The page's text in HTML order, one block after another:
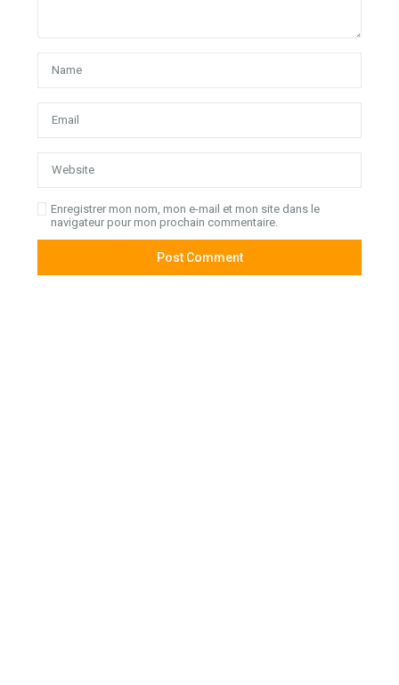
Enregistrer mon nom, mon e-mail et mon site dans le
navigateur pour mon prochain commentaire.